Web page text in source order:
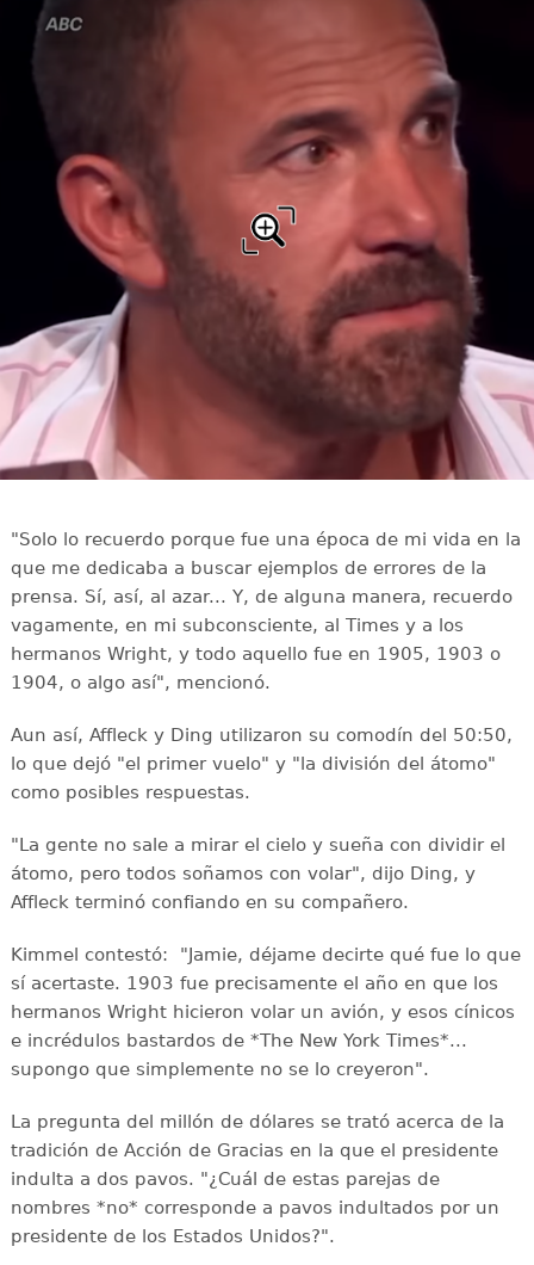
"Solo lo recuerdo porque fue una época de mi vida en la
que me dedicaba a buscar ejemplos de errores de la
prensa. Sí, así, al azar... Y, de alguna manera, recuerdo
vagamente, en mi subconsciente, al Times y a los
hermanos Wright, y todo aquello fue en 1905, 1903 o
1904, o algo así", mencionó.
Aun así, Affleck y Ding utilizaron su comodín del 50:50,
lo que dejó "el primer vuelo" y "la división del átomo"
como posibles respuestas.
"La gente no sale a mirar el cielo y sueña con dividir el
átomo, pero todos soñamos con volar", dijo Ding, y
Affleck terminó confiando en su compañero.
Kimmel contestó: "Jamie, déjame decirte qué fue lo que
sí acertaste. 1903 fue precisamente el año en que los
hermanos Wright hicieron volar un avión, y esos cínicos
e incrédulos bastardos de *The New York Times*...
supongo que simplemente no se lo creyeron".
La pregunta del millón de dólares se trató acerca de la
tradición de Acción de Gracias en la que el presidente
indulta a dos pavos. "¿Cuál de estas parejas de
nombres *no* corresponde a pavos indultados por un
presidente de los Estados Unidos?".